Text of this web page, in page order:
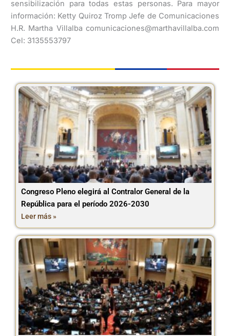
sensibilización para todas estas personas. Para mayor
información: Ketty Quiroz Tromp Jefe de Comunicaciones
H.R. Martha Villalba comunicaciones@marthavillalba.com
Cel: 3135553797
Congreso Pleno elegirá al Contralor General de la
República para el período 2026-2030
Leer más »